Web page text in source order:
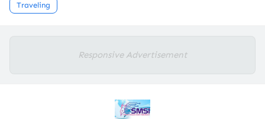
Traveling
Responsive Advertisement